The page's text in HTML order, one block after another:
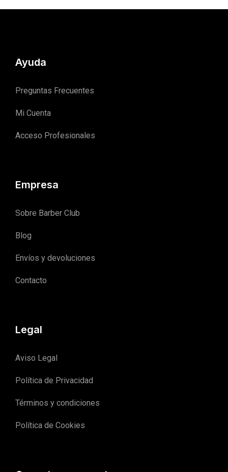
Ayuda
Preguntas Frecuentes
Mi Cuenta
Acceso Profesionales
Empresa
Sobre Barber Club
Blog
Envíos y devoluciones
Contacto
Legal
Aviso Legal
Política de Privacidad
Términos y condiciones
Política de Cookies